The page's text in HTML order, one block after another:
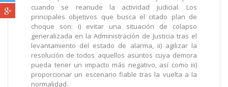
cuando se reanude la actividad judicial. Los
principales objetivos que busca el citado plan de
choque son: i) evitar una situación de colapso
generalizada en la Administración de Justicia tras el
levantamiento del estado de alarma, ii) agilizar la
resolución de todos aquellos asuntos cuya demora
pueda tener un impacto más negativo, así como iii)
proporcionar un escenario fiable tras la vuelta a la
normalidad.